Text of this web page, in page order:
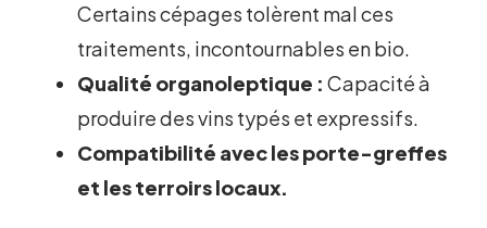
Certains cépages tolèrent mal ces
traitements, incontournables en bio.
Qualité organoleptique : Capacité à
produire des vins typés et expressifs.
Compatibilité avec les porte-greffes
et les terroirs locaux.